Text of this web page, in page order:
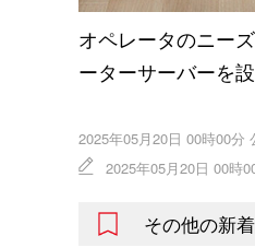
オペレータのニー
ーターサーバーを
2025年05月20日 00時00分
2025年05月20日 00時
その他の新